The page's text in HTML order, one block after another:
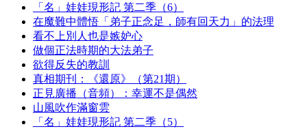
「名」娃娃現形記 第二季（6）
在魔難中體悟「弟子正念足，師有回天力」的法理
看不上別人也是嫉妒心
做個正法時期的大法弟子
欲得反失的教訓
真相期刊：《還原》（第21期）
正見廣播（音頻）：幸運不是偶然
山風吹作滿窗雲
「名」娃娃現形記 第二季（5）